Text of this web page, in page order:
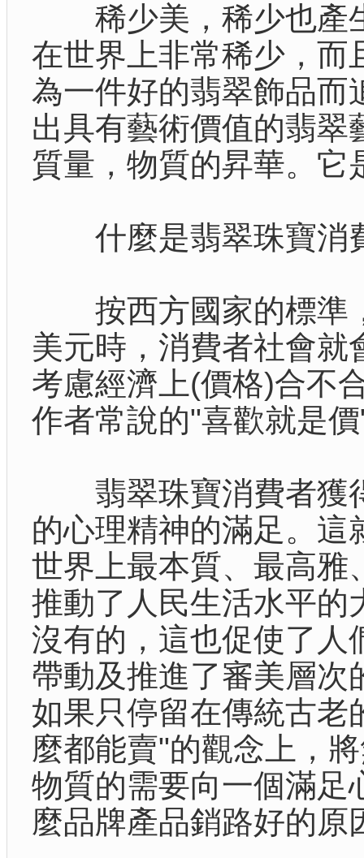
稀少美，稀少也產生
在世界上非常稀少，而
為一件好的翡翠飾品而
出具有藝術價值的翡翠
質量，物質的昇華。它
什麼是翡翠珠寶消
按西方國家的標準，
美元時，消費者社會就
考慮經濟上(價格)合不
作者常說的"喜歡就是
翡翠珠寶消費者獲得
的心理精神的滿足。這
世界上最本質、最高雅
推動了人民生活水平的
沒有的，這也促使了人
帶動及推進了審美層次
如果只停留在傳統古老
麼都能賣"的觀念上，
物質的需要向一個滿足
麼品牌產品銷路好的原